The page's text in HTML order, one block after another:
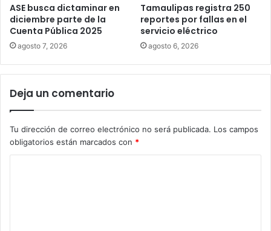
ASE busca dictaminar en
diciembre parte de la
Cuenta Pública 2025
agosto 7, 2026
Tamaulipas registra 250
reportes por fallas en el
servicio eléctrico
agosto 6, 2026
Deja un comentario
Tu dirección de correo electrónico no será publicada. Los campos
obligatorios están marcados con *